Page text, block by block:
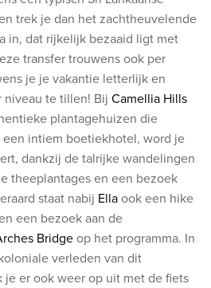
trek je dan het zachtheuvelende
in, dat rijkelijk bezaaid ligt met
transfer trouwens ook per
je je vakantie letterlijk en
niveau te tillen! Bij Camellia Hills
plantagehuizen die
intiem boetiekhotel, word je
dankzij de talrijke wandelingen
theeplantages en een bezoek
staat nabij Ellaook een hike
een bezoek aan de
Bridgeop het programma. In
verleden van dit
je er ook weer op uit met de fiets